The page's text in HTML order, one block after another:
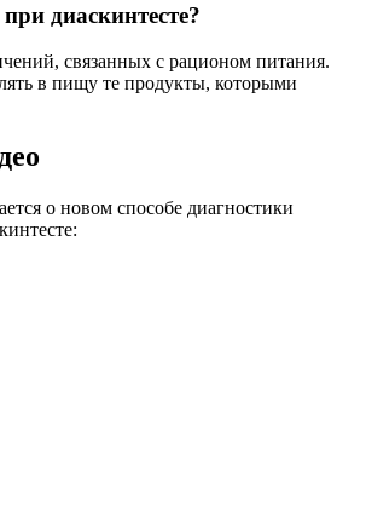
диаскинтесте?
связанных с рационом питания.
в пищу те продукты, которыми
о новом способе диагностики